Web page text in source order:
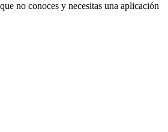
no conoces y necesitas una aplicación